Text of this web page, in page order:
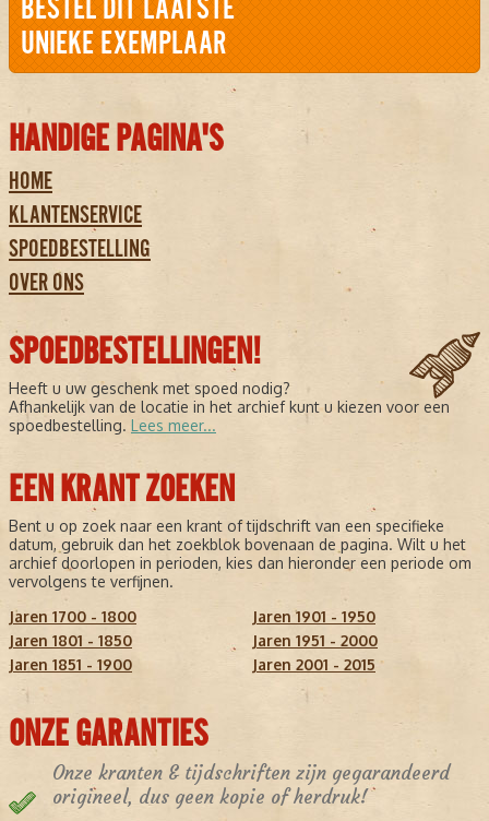
BESTEL DIT LAATSTE
UNIEKE EXEMPLAAR
HANDIGE PAGINA'S
HOME
KLANTENSERVICE
SPOEDBESTELLING
OVER ONS
SPOEDBESTELLINGEN!
Heeft u uw geschenk met spoed nodig?
Afhankelijk van de locatie in het archief kunt u kiezen voor een
spoedbestelling. Lees meer...
EEN KRANT ZOEKEN
Bent u op zoek naar een krant of tijdschrift van een specifieke
datum, gebruik dan het zoekblok bovenaan de pagina. Wilt u het
archief doorlopen in perioden, kies dan hieronder een periode om
vervolgens te verfijnen.
Jaren 1700 - 1800
Jaren 1801 - 1850
Jaren 1851 - 1900
Jaren 1901 - 1950
Jaren 1951 - 2000
Jaren 2001 - 2015
ONZE GARANTIES
Onze kranten & tijdschriften zijn gegarandeerd
origineel, dus geen kopie of herdruk!